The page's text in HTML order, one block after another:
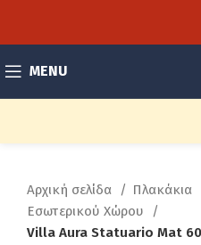
MENU
Αρχική σελίδα Πλακάκια
Εσωτερικού Χώρου
Villa Aura Statuario Mat